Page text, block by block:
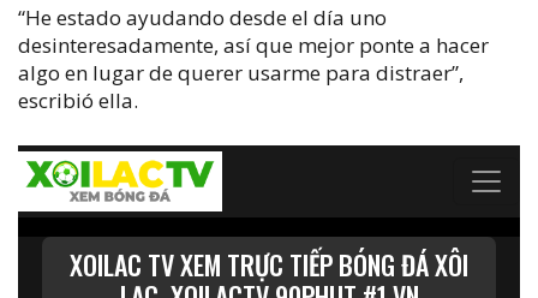
“He estado ayudando desde el día uno
desinteresadamente, así que mejor ponte a hacer
algo en lugar de querer usarme para distraer”,
escribió ella.